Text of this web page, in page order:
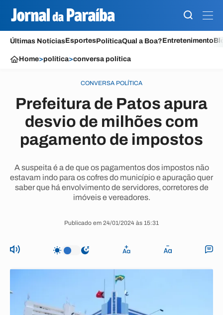
Últimas NotíciasEsportesPolíticaQual a Boa?Entretenimento
Home>política>conversa política
CONVERSA POLÍTICA
Prefeitura de Patos apura
desvio de milhões com
pagamento de impostos
A suspeita é a de que os pagamentos dos impostos não
estavam indo para os cofres do município e apuração quer
saber que há envolvimento de servidores, corretores de
imóveis e vereadores.
Publicado em 24/01/2024 às 15:31